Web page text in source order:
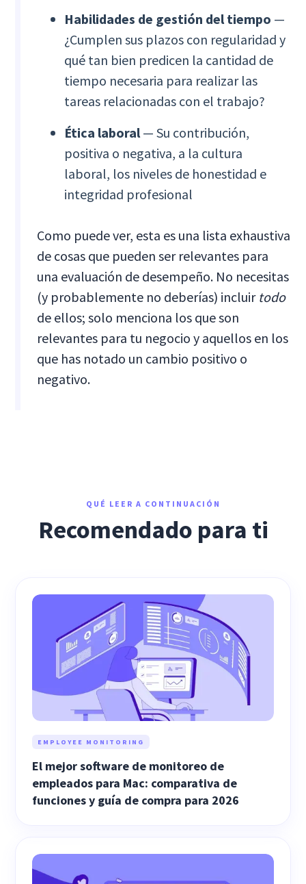
Habilidades de gestión del tiempo —
¿Cumplen sus plazos con regularidad y
qué tan bien predicen la cantidad de
tiempo necesaria para realizar las
tareas relacionadas con el trabajo?
Ética laboral— Su contribución,
positiva o negativa, a la cultura
laboral, los niveles de honestidad e
integridad profesional
Como puede ver, esta es una lista exhaustiva
de cosas que pueden ser relevantes para
una evaluación de desempeño. No necesitas
(y probablemente no deberías) incluir todo
de ellos; solo menciona los que son
relevantes para tu negocio y aquellos en los
que has notado un cambio positivo o
negativo.
QUÉ LEER A CONTINUACIÓN
Recomendado para ti
EMPLOYEE MONITORING
El mejor software de monitoreo de
empleados para Mac: comparativa de
funciones y guía de compra para 2026